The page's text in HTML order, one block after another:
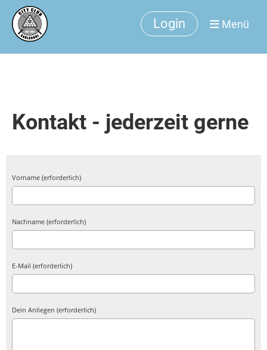
Login Menü
Kontakt - jederzeit gerne
Vorname (erforderlich)
Nachname (erforderlich)
E-Mail (erforderlich)
Dein Anliegen (erforderlich)